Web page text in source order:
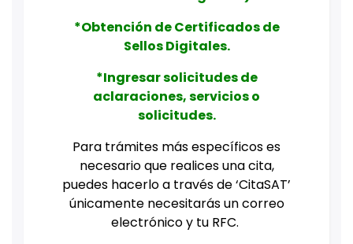
*Obtención de Certificados de
Sellos Digitales.
*Ingresar solicitudes de
aclaraciones, servicios o
solicitudes.
Para trámites más específicos es
necesario que realices una cita,
puedes hacerlo a través de ‘CitaSAT’
únicamente necesitarás un correo
electrónico y tu RFC.